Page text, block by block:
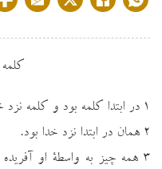
۱ در ابتدا كلمه بود و كلمه نزد خدا بود و كلمه خدا بود.
۲ همان در ابتدا نزد خدا بود.
۳ همه چيز به واسطة او